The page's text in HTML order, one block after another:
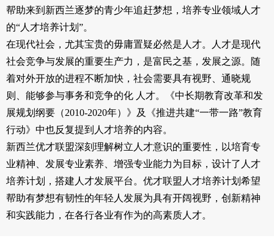
帮助来到新西兰逐梦的青少年追赶梦想，培养专业领域人才
的“人才培养计划”。
在现代社会，尤其宝贵的毋庸置疑必然是人才。人才是现代
社会竞争与发展的重要生产力，是富民之基，发展之源。随
着对外开放的进程不断加快，社会需要具有视野、通晓规
则、能够参与事务和竞争的化 人才。《中长期教育改革和发
展规划纲要（2010-2020年）》及《推进共建“一带一路”教育
行动》中也反复提到人才培养的内容。
新西兰优才联盟深刻理解树立人才意识的重要性，以培育专
业精神、发展专业素养、增强专业能力为目标，设计了人才
培养计划，搭建人才发展平台。优才联盟人才培养计划希望
帮助有梦想有韧性的年轻人发展为具有开阔视野，创新精神
和实践能力，在各行各业有作为的高素质人才。